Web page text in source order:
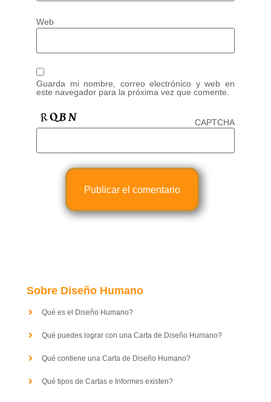
Web
Guarda mi nombre, correo electrónico y web en
este navegador para la próxima vez que comente.
CAPTCHA
Sobre Diseño Humano
Qué es el Diseño Humano?
Qué puedes lograr con una Carta de Diseño Humano?
Qué contiene una Carta de Diseño Humano?
Qué tipos de Cartas e Informes existen?